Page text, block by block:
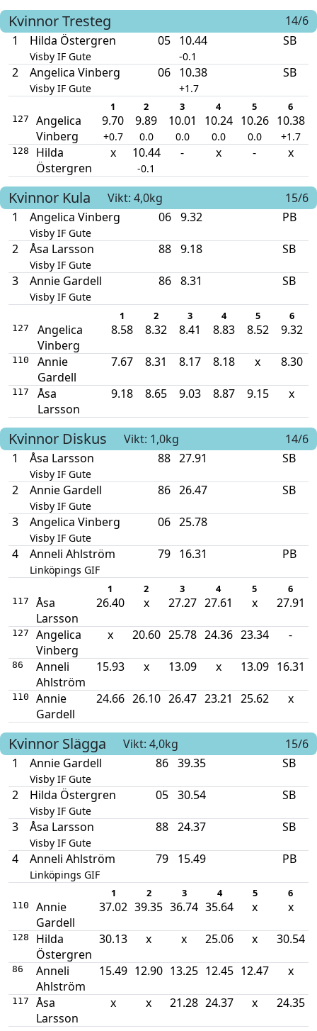
KvinnorTresteg
14/6
1
Hilda Östergren
Visby IF Gute
05 10.44
-0.1
SB
2 Angelica Vinberg
Visby IF Gute
06 10.38
+1.7
SB
1 2 3 4 5 6
127
Angelica
Vinberg
9.70
+0.7
9.89
0.0
10.01
0.0
10.24
0.0
10.26
0.0
10.38
+1.7
128
Hilda
Östergren
x 10.44
-0.1
- x - x
Kvinnor Kula Vikt: 4,0kg
15/6
1
Angelica Vinberg
Visby IF Gute
06 9.32 PB
2 Åsa Larsson
Visby IF Gute
88 9.18 SB
3 Annie Gardell
Visby IF Gute
86 8.31 SB
1 2 3 4 5 6
127
Angelica
Vinberg
8.58 8.32 8.41 8.83 8.52 9.32
110
Annie
Gardell
7.67 8.31 8.17 8.18 x 8.30
117
Åsa
Larsson
9.18 8.65 9.03 8.87 9.15 x
Kvinnor Diskus Vikt: 1,0kg
14/6
1
Åsa Larsson
Visby IF Gute
88 27.91 SB
2 Annie Gardell
Visby IF Gute
86 26.47 SB
3 Angelica Vinberg
Visby IF Gute
06 25.78
4 Anneli Ahlström
Linköpings GIF
79 16.31 PB
1 2 3 4 5 6
117
Åsa
Larsson
26.40 x 27.27 27.61 x 27.91
127
Angelica
Vinberg
x 20.60 25.78 24.36 23.34 -
86
Anneli
Ahlström
15.93 x 13.09 x 13.09 16.31
110
Annie
Gardell
24.66 26.10 26.47 23.21 25.62 x
Kvinnor Slägga Vikt: 4,0kg
15/6
1
Annie Gardell
Visby IF Gute
86 39.35 SB
2 Hilda Östergren
Visby IF Gute
05 30.54 SB
3 Åsa Larsson
Visby IF Gute
88 24.37 SB
4 Anneli Ahlström
Linköpings GIF
79 15.49 PB
1 2 3 4 5 6
110
Annie
Gardell
37.02 39.35 36.74 35.64 x x
128
Hilda
Östergren
30.13 x x 25.06 x 30.54
86
Anneli
Ahlström
15.49 12.90 13.25 12.45 12.47 x
117
Åsa
Larsson
x x 21.28 24.37 x 24.35